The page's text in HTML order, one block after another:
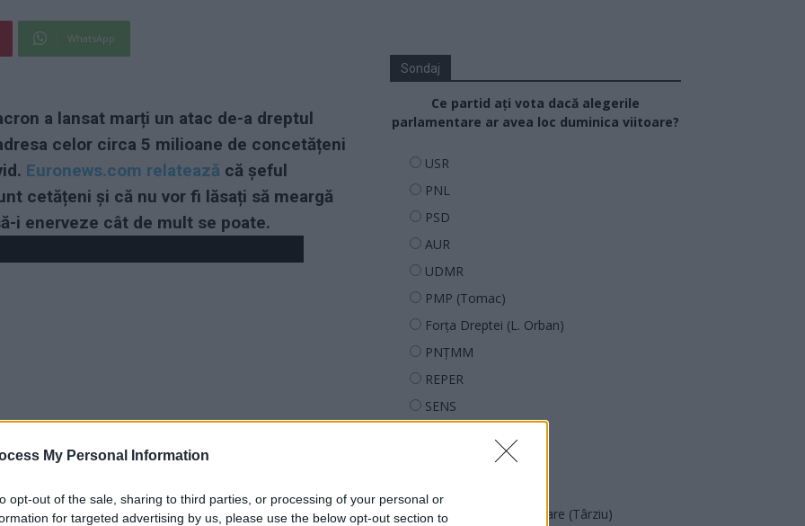
My Personal Information
opt-out of the sale, sharing to third parties, or processing of your personal or
for targeted advertising by us, please use the below opt-out section to
WhatsApp
a lansat marți un atac de-a dreptul
celor circa 5 milioane de concetățeni
Euronews.com relatează că șeful
cetățeni și că nu vor fi lăsați să meargă
i enerveze cât de mult se poate.
Sondaj
Ce partid ați vota dacă alegerile
parlamentare ar avea loc duminica viitoare?
USR
PNL
PSD
AUR
UDMR
PMP (Tomac)
Forța Dreptei (L. Orban)
PNȚMM
REPER
SENS
POT (Gavrilă)
Acțiunea Conservatoare (Târziu)